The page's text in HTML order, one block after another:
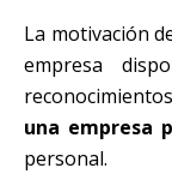
La motivación
empresa
una empresa
personal.